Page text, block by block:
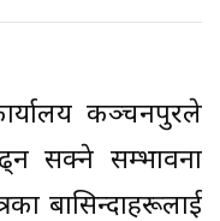
कञ्चनपुरले
सक्ने सम्भावना
बासिन्दाहरूलाई